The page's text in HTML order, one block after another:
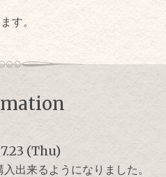
す。
(Thu)
出来るようになりました。